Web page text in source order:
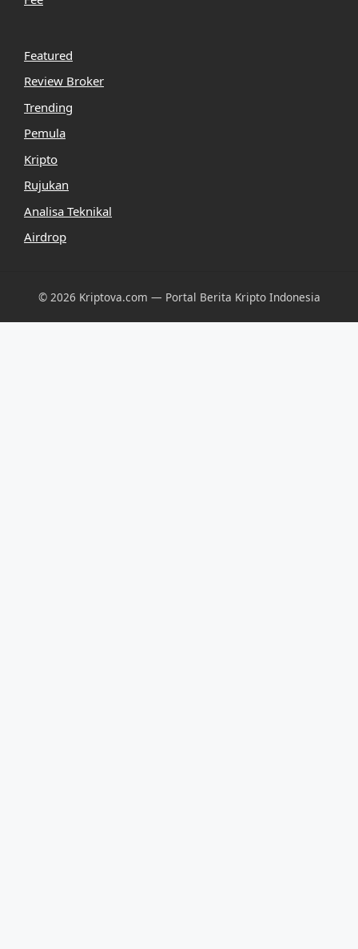
Featured
Review Broker
Trending
Pemula
Kripto
Rujukan
Analisa Teknikal
Airdrop
© 2026 Kriptova.com — Portal Berita Kripto Indonesia